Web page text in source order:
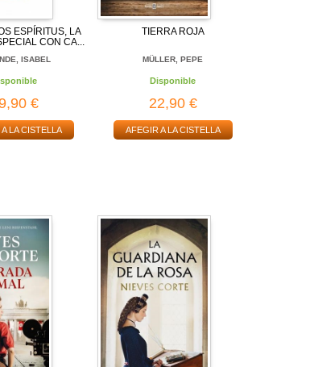
ESPÍRITUS, LA
CON CA...
ISABEL
€
LA CISTELLA
TIERRA ROJA
MÜLLER, PEPE
Disponible
22,90 €
AFEGIR A LA CISTELLA